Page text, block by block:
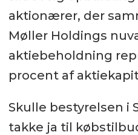
aktionærer, der
Møller Holdings
aktiebeholdning
procent af
Skulle bestyrelsen i
takke ja til